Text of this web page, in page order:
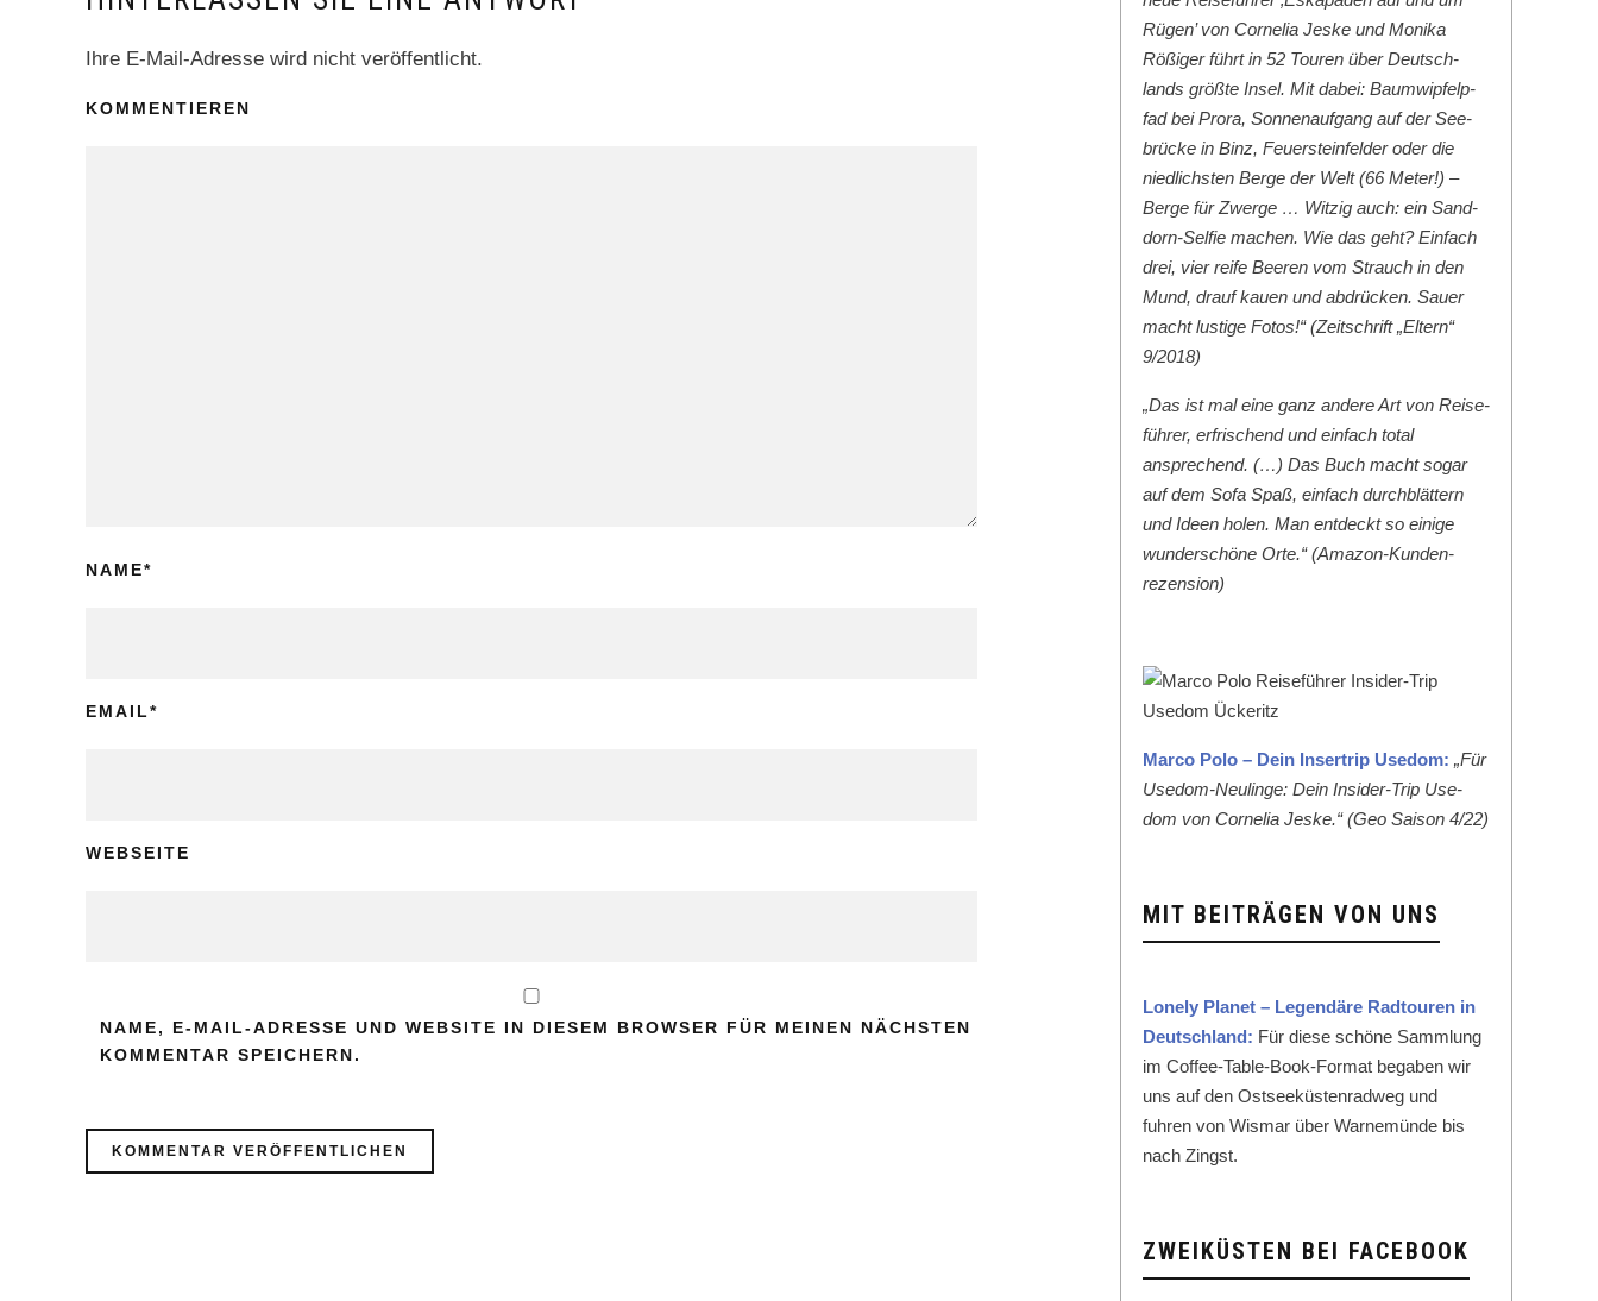
Ihre E-Mail-Adresse wird nicht veröffentlicht.
KOMMENTIEREN
NAME*
EMAIL*
WEBSEITE
NAME, E-MAIL-ADRESSE UND WEBSITE IN DIESEM BROWSER FÜR MEINEN NÄCHSTEN
KOMMENTAR SPEICHERN.
Rügen’ von Cor­nelia Jeske und Moni­ka
Rößiger führt in 52 Touren über Deutsch­
lands größte Insel. Mit dabei: Baumwipfelp­
fad bei Pro­ra, Son­nenauf­gang auf der See­
brücke in Binz, Feuer­ste­in­felder oder die
niedlich­sten Berge der Welt (66 Meter!) –
Berge für Zwerge … Witzig auch: ein Sand­
dorn-Self­ie machen. Wie das geht? Ein­fach
drei, vier reife Beeren vom Strauch in den
Mund, drauf kauen und abdrück­en. Sauer
macht lustige Fotos!“ (Zeitschrift „Eltern“
9/2018)
„Das ist mal eine ganz andere Art von Reise­
führer, erfrischend und ein­fach total
ansprechend. (…) Das Buch macht sog­ar
auf dem Sofa Spaß, ein­fach durch­blät­tern
und Ideen holen. Man ent­deckt so einige
wun­der­schöne Orte.“ (Ama­zon-Kun­den­
rezen­sion)
Mar­co Polo – Dein Inser­trip Use­dom: „Für
Use­dom-Neulinge: Dein Insid­er-Trip Use­
dom von Cor­nelia Jeske.“ (Geo Sai­son 4/22)
MIT BEITRÄGEN VON UNS
Lone­ly Plan­et – Leg­endäre Rad­touren in
Deutsch­land: Für diese schöne Samm­lung
im Cof­fee-Table-Book-For­mat begaben wir
uns auf den Ost­seeküsten­rad­weg und
fuhren von Wis­mar über Warnemünde bis
nach Zingst.
ZWEIKÜSTEN BEI FACEBOOK